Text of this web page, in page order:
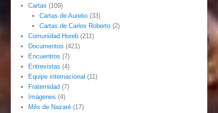
Cartas (109)
Cartas de Aurelio(33)
Cartas de Carlos Roberto(2)
Comunidad Horeb (211)
Documentos (421)
Encuentros (7)
Entrevistas (4)
Equipe internacional (11)
Fraternidad (7)
Imágenes (4)
Mês de Nazaré (17)